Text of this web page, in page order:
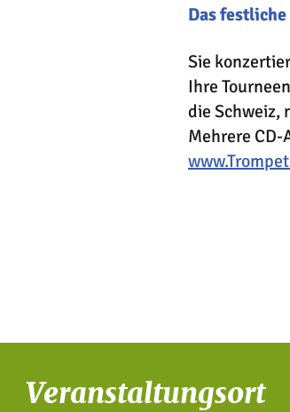
Das
Sie
Ihre
die Schweiz,
Mehrere
Veranstaltungsort